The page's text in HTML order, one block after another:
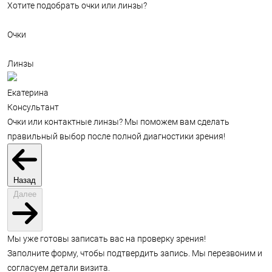
Хотите подобрать очки или линзы?
Очки
Линзы
Екатерина
Консультант
Очки или контактные линзы? Мы поможем вам сделать
правильный выбор после полной диагностики зрения!
Назад
Далее
Мы уже готовы записать вас на проверку зрения!
Заполните форму, чтобы подтвердить запись. Мы перезвоним и
согласуем детали визита.